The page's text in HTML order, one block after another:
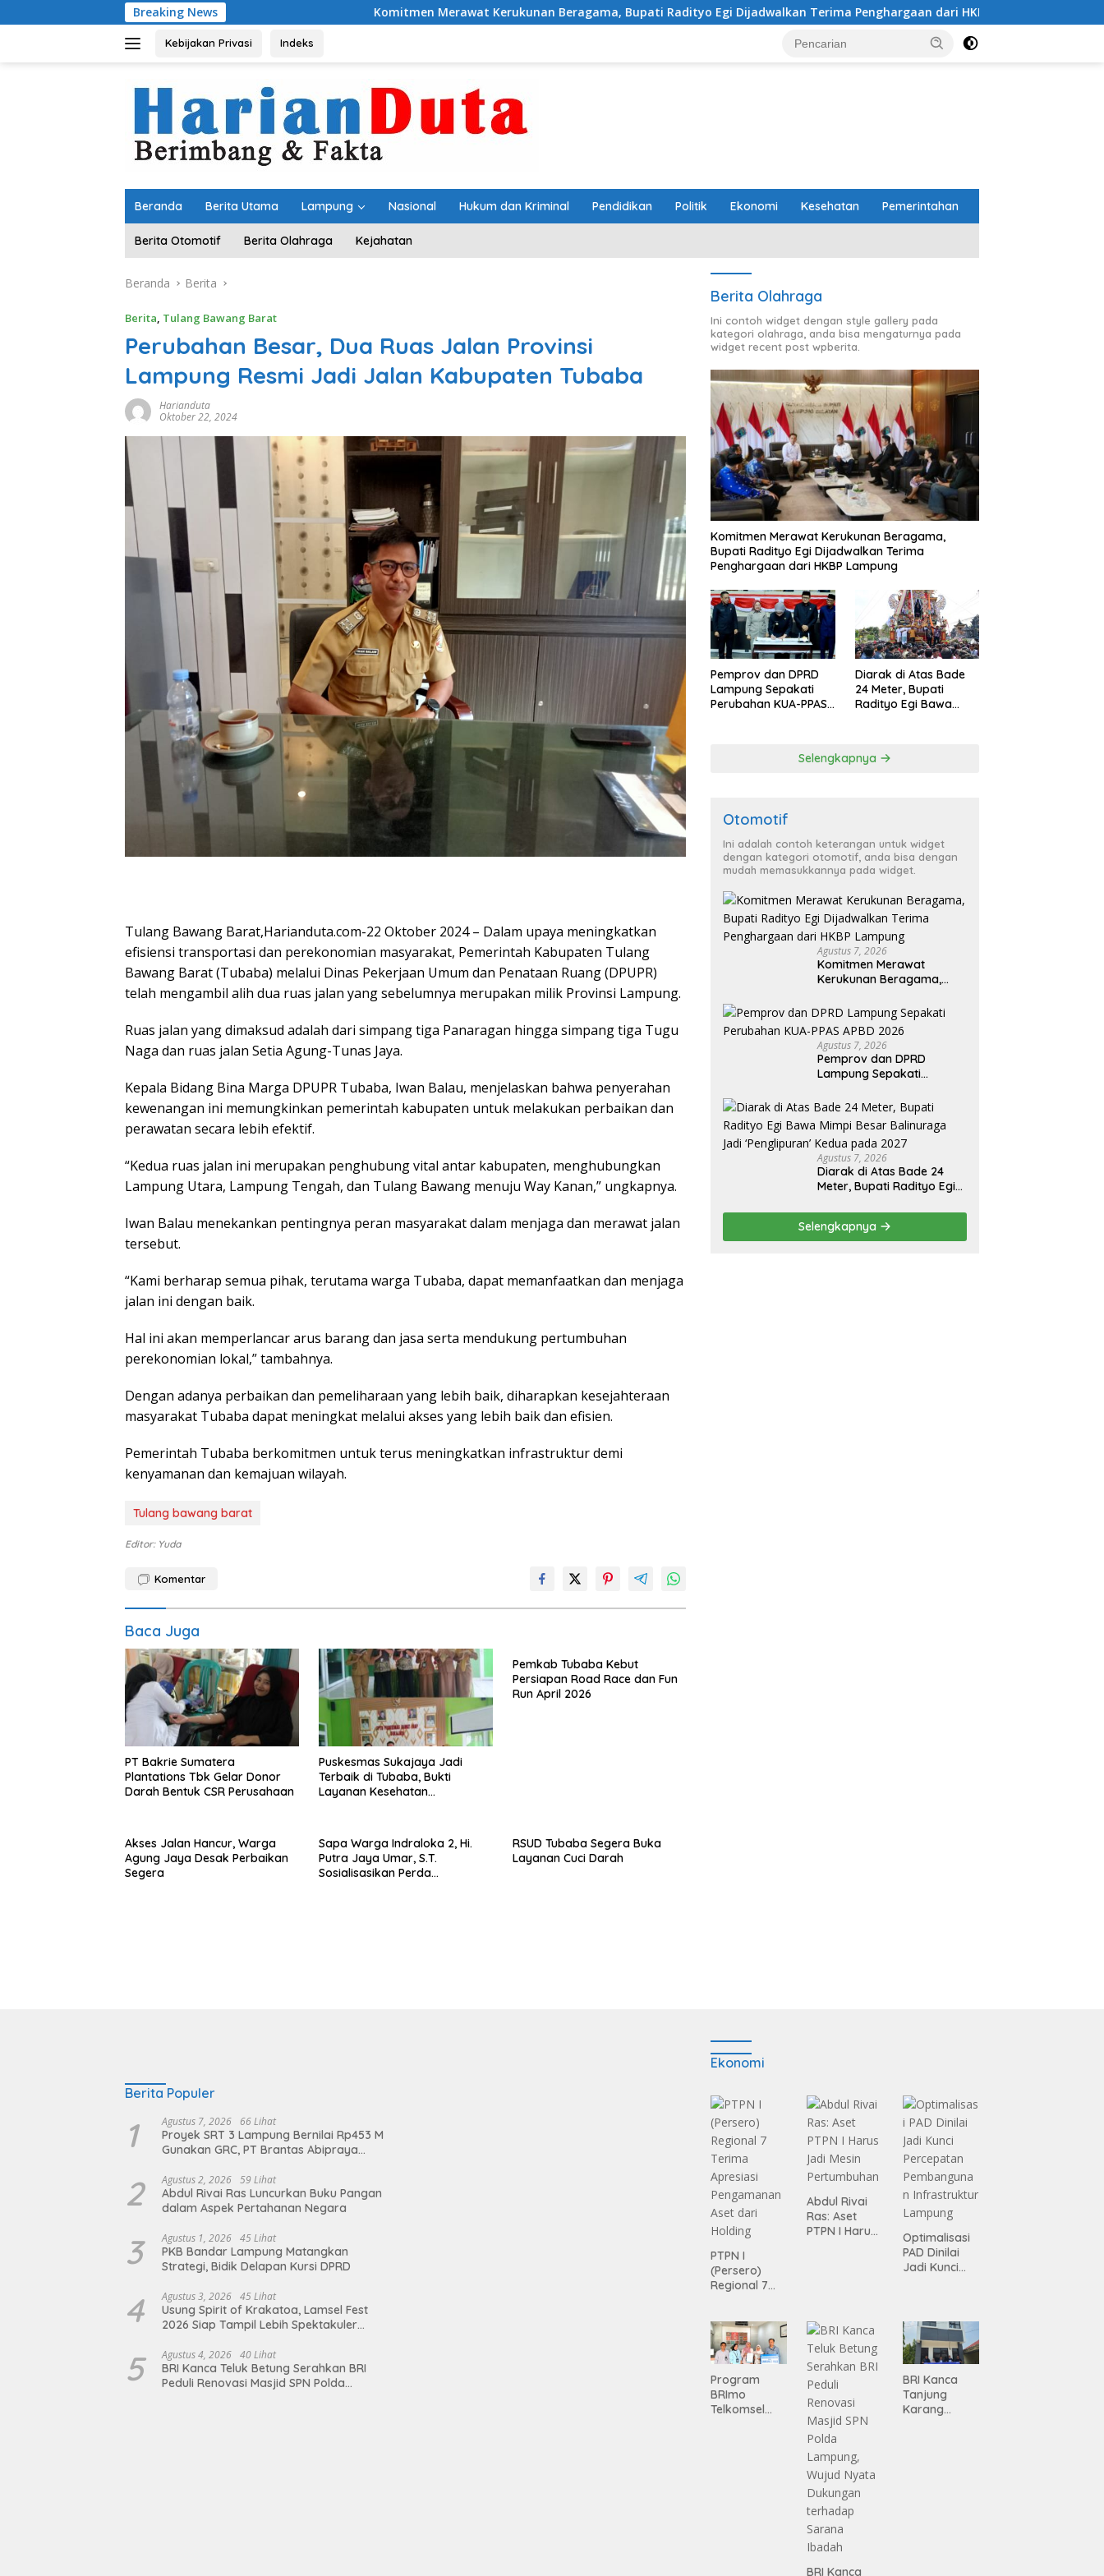
ke
Breaking News Komitmen Merawat Kerukunan Beragama, Bupati Radityo Egi Dijadwalkan Terima Penghargaan dari HKBP Lampung
Kebijakan Privasi Indeks
Beranda Berita Utama Lampung Nasional Hukum dan Kriminal Pendidikan Politik Ekonomi Kesehatan Pemerintahan
Berita Otomotif Berita Olahraga Kejahatan
Beranda Berita
Berita, Tulang Bawang Barat
Perubahan Besar, Dua Ruas Jalan Provinsi
Lampung Resmi Jadi Jalan Kabupaten Tubaba
Harianduta
Oktober 22, 2024
Tulang Bawang Barat,Harianduta.com-22 Oktober 2024 – Dalam upaya meningkatkan
efisiensi transportasi dan perekonomian masyarakat, Pemerintah Kabupaten Tulang
Bawang Barat (Tubaba) melalui Dinas Pekerjaan Umum dan Penataan Ruang (DPUPR)
telah mengambil alih dua ruas jalan yang sebelumnya merupakan milik Provinsi Lampung.
Ruas jalan yang dimaksud adalah dari simpang tiga Panaragan hingga simpang tiga Tugu
Naga dan ruas jalan Setia Agung-Tunas Jaya.
Kepala Bidang Bina Marga DPUPR Tubaba, Iwan Balau, menjelaskan bahwa penyerahan
kewenangan ini memungkinkan pemerintah kabupaten untuk melakukan perbaikan dan
perawatan secara lebih efektif.
“Kedua ruas jalan ini merupakan penghubung vital antar kabupaten, menghubungkan
Lampung Utara, Lampung Tengah, dan Tulang Bawang menuju Way Kanan,” ungkapnya.
Iwan Balau menekankan pentingnya peran masyarakat dalam menjaga dan merawat jalan
tersebut.
“Kami berharap semua pihak, terutama warga Tubaba, dapat memanfaatkan dan menjaga
jalan ini dengan baik.
Hal ini akan memperlancar arus barang dan jasa serta mendukung pertumbuhan
perekonomian lokal,” tambahnya.
Dengan adanya perbaikan dan pemeliharaan yang lebih baik, diharapkan kesejahteraan
masyarakat Tubaba dapat meningkat melalui akses yang lebih baik dan efisien.
Pemerintah Tubaba berkomitmen untuk terus meningkatkan infrastruktur demi
kenyamanan dan kemajuan wilayah.
Tulang bawang barat
Editor: Yuda
Komentar
Baca Juga
PT Bakrie Sumatera
Plantations Tbk Gelar Donor
Darah Bentuk CSR Perusahaan
Puskesmas Sukajaya Jadi
Terbaik di Tubaba, Bukti
Layanan Kesehatan
Pemkab Tubaba Kebut
Persiapan Road Race dan Fun
Run April 2026
Akses Jalan Hancur, Warga
Agung Jaya Desak Perbaikan
Segera
Sapa Warga Indraloka 2, Hi.
Putra Jaya Umar, S.T.
Sosialisasikan Perda
RSUD Tubaba Segera Buka
Layanan Cuci Darah
Berita Olahraga
Ini contoh widget dengan style gallery pada
kategori olahraga, anda bisa mengaturnya pada
widget recent post wpberita.
Komitmen Merawat Kerukunan Beragama,
Bupati Radityo Egi Dijadwalkan Terima
Penghargaan dari HKBP Lampung
Pemprov dan DPRD
Lampung Sepakati
Perubahan KUA-PPAS
Diarak di Atas Bade
24 Meter, Bupati
Radityo Egi Bawa
pada 2027
Selengkapnya
Otomotif
Ini adalah contoh keterangan untuk widget
dengan kategori otomotif, anda bisa dengan
mudah memasukkannya pada widget.
Agustus 7, 2026
Komitmen Merawat
Kerukunan Beragama,
Dijadwalkan Terima
Penghargaan dari HKBP
Lampung
Agustus 7, 2026
Pemprov dan DPRD
Lampung Sepakati
APBD 2026
Agustus 7, 2026
Diarak di Atas Bade 24
Meter, Bupati Radityo Egi
Balinuraga Jadi
‘Penglipuran’ Kedua pada
2027
Selengkapnya
Berita Populer
1 Agustus 7, 2026 66 Lihat
Proyek SRT 3 Lampung Bernilai Rp453 M
Gunakan GRC, PT Brantas Abipraya
2 Agustus 2, 2026 59 Lihat
Abdul Rivai Ras Luncurkan Buku Pangan
dalam Aspek Pertahanan Negara
3 Agustus 1, 2026 45 Lihat
PKB Bandar Lampung Matangkan
Strategi, Bidik Delapan Kursi DPRD
4 Agustus 3, 2026 45 Lihat
Usung Spirit of Krakatoa, Lamsel Fest
2026 Siap Tampil Lebih Spektakuler
Artis Ibu Kota
5 Agustus 4, 2026 40 Lihat
BRI Kanca Teluk Betung Serahkan BRI
Peduli Renovasi Masjid SPN Polda
Ekonomi
PTPN I
(Persero)
Regional 7
Pengamanan
Aset dari
Holding
Abdul Rivai
Ras: Aset
PTPN I Harus
Optimalisasi
PAD Dinilai
Jadi Kunci
Infrastruktur
Lampung
Program
BRImo
Telkomsel
BRI Kanca
BRI Kanca
Tanjung
Karang